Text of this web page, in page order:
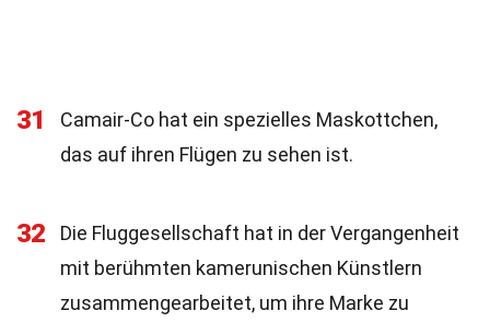
31
Camair-Co hat ein spezielles Maskottchen,
das auf ihren Flügen zu sehen ist.
32
Die Fluggesellschaft hat in der Vergangenheit
mit berühmten kamerunischen Künstlern
zusammengearbeitet, um ihre Marke zu